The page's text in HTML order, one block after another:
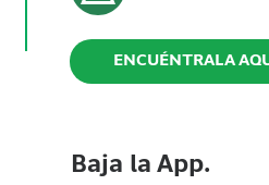
ENCUÉNTRALA
Baja la App.